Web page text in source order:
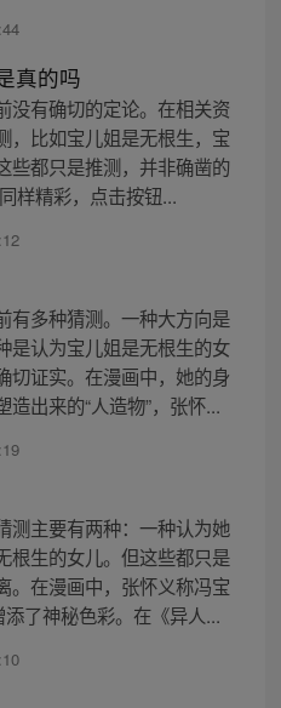
真的吗
没有确切的定论。在相关资
，比如宝儿姐是无根生，宝
些都只是推测，并非确凿的
样精彩，点击按钮...
有多种猜测。一种大方向是
是认为宝儿姐是无根生的女
切证实。在漫画中，她的身
出来的“人造物”，张怀...
测主要有两种：一种认为她
根生的女儿。但这些都只是
。在漫画中，张怀义称冯宝
添了神秘色彩。在《异人...